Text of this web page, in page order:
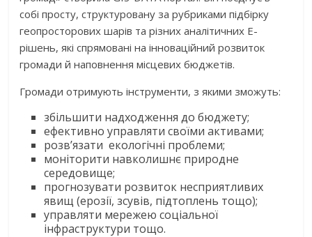
собі просту, структуровану за рубриками підбірку
геопросторових шарів та різних аналітичних Е-
рішень, які спрямовані на інноваційний розвиток
громади й наповнення місцевих бюджетів.
Громади отримують інструменти, з якими зможуть:
збільшити надходження до бюджету;
ефективно управляти своїми активами;
розв’язати екологічні проблеми;
моніторити навколишнє природне
середовище;
прогнозувати розвиток несприятливих
явищ (ерозії, зсувів, підтоплень тощо);
управляти мережею соціальної
інфраструктури тощо.